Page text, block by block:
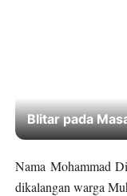
Daya Tarik Es
Sejak 1937
Nama Mohammad
dikalangan warga